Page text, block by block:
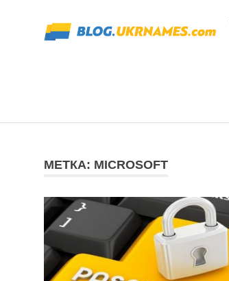
содержимому
МЕТКА: MICROSOFT